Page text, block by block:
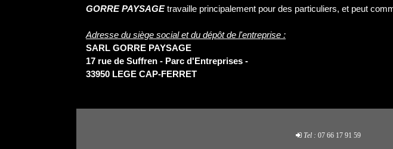
GORRE PAYSAGEtravaille principalement pour des particuliers, et peut
Adresse du siège social et du dépôt de l'entreprise :
SARL GORRE PAYSAGE
17 rue de Suffren - Parc d'Entreprises -
33950 LEGE CAP-FERRET
Tel : 07 66 17 91 59